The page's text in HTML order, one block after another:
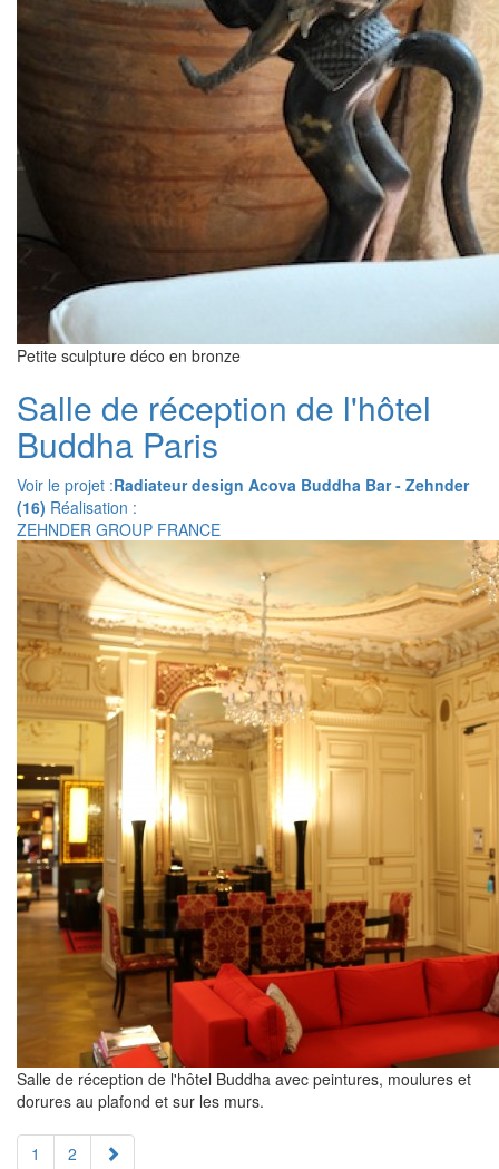
Petite sculpture déco en bronze
Salle de réception de l'hôtel
Buddha Paris
Voir le projet :Radiateur design Acova Buddha Bar - Zehnder
(16) Réalisation :
ZEHNDER GROUP FRANCE
Salle de réception de l'hôtel Buddha avec peintures, moulures et
dorures au plafond et sur les murs.
1 2